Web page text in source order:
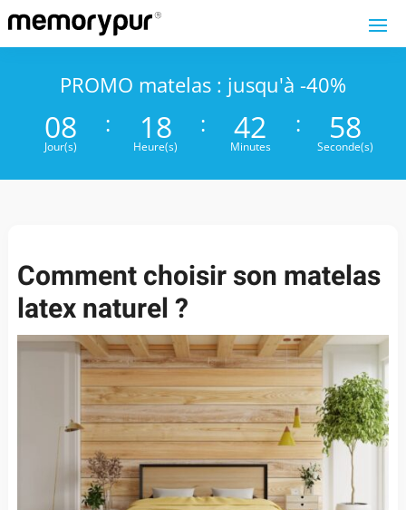
PROMO matelas : jusqu'à -40%
008
Jour(s)
: 18
Heure(s)
: 42
Minutes
: 57
Seconde(s)
Comment choisir son matelas
latex naturel ?